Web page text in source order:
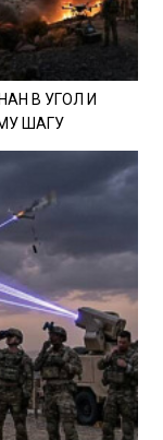
В УГОЛ И
ШАГУ